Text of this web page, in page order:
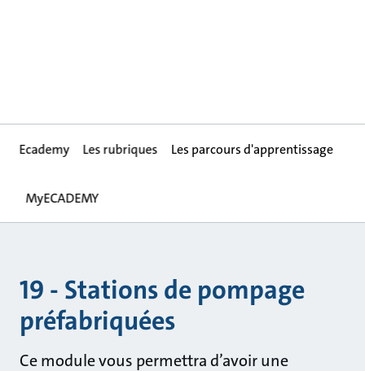
Ecademy Les rubriques Les parcours d'apprentissage
MyECADEMY
19 - Stations de pompage
préfabriquées
Ce module vous permettra d’avoir une